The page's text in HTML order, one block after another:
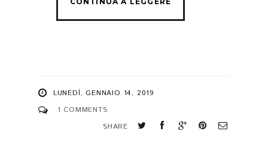
LUNEDÌ, GENNAIO 14, 2019
1 COMMENTS
SHARE